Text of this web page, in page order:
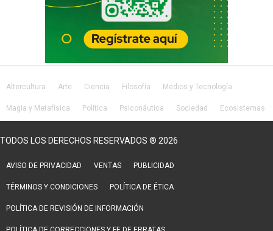
Altercultura Arte Ciencia Filosofía Medios y Tecnología
Magia y Metafísica Política Psiconáutica Sociedad Ecosistemas
TODOS LOS DERECHOS RESERVADOS ® 2026
AVISO DE PRIVACIDAD VENTAS PUBLICIDAD
TÉRMINOS Y CONDICIONES POLÍTICA DE ÉTICA
POLÍTICA DE REVISIÓN DE INFORMACIÓN